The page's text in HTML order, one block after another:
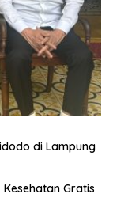
di Lampung
Gratis